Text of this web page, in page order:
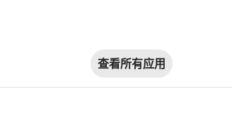
查看所有应用